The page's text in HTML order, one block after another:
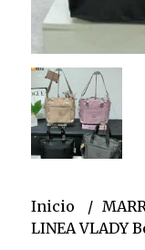
Inicio
LINEA VLADY